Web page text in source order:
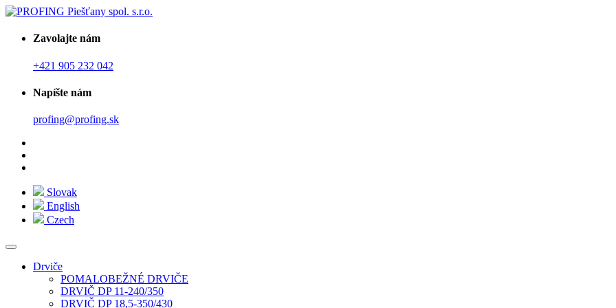
Zavolajte nám
+421 905 232 042
Napíšte nám
profing@profing.sk
Slovak
English
Czech
Drviče
POMALOBEŽNÉ DRVIČE
DRVIČ DP 11-240/350
DRVIČ DP 18,5-350/430